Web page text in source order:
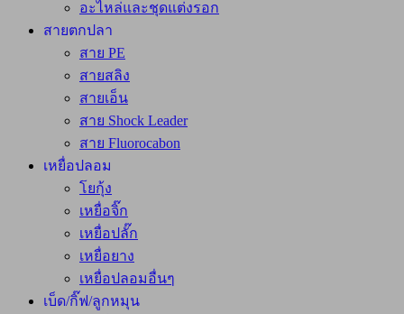
อะไหล่และชุดแต่งรอก
สายตกปลา
สาย PE
สายสลิง
สายเอ็น
สาย Shock Leader
สาย Fluorocabon
เหยื่อปลอม
โยกุ้ง
เหยื่อจิ๊ก
เหยื่อปลั๊ก
เหยื่อยาง
เหยื่อปลอมอื่นๆ
เบ็ด/กิ๊ฟ/ลูกหมุน